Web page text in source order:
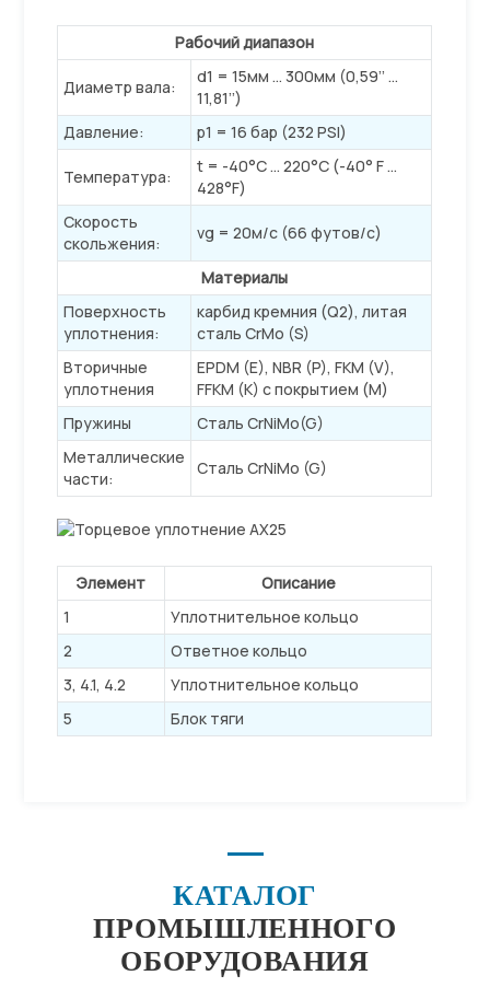
Рабочий диапазон
Диаметр вала:
d1 = 15мм … 300мм (0,59’’ …
11,81’’)
Давление:
p1 = 16 бар (232 PSI)
Температура:
t = -40°C … 220°C (-40° F …
428°F)
Скорость
скольжения:
vg = 20м/с (66 футов/с)
Материалы
Поверхность
уплотнения:
карбид кремния (Q2), литая
сталь CrMo (S)
Вторичные
уплотнения
EPDM (E), NBR (P), FKM (V),
FFKM (K) с покрытием (M)
Пружины
Сталь CrNiMo(G)
Металлические
части:
Сталь CrNiMo (G)
Элемент
Описание
1
Уплотнительное кольцо
2
Ответное кольцо
3, 4.1, 4.2
Уплотнительное кольцо
5
Блок тяги
КАТАЛОГ
ПРОМЫШЛЕННОГО
ОБОРУДОВАНИЯ